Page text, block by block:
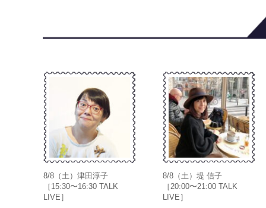
8/8（土）津田淳子
［15:30〜16:30 TALK
LIVE］
8/8（土）堤 信子
［20:00〜21:00 TALK
LIVE］